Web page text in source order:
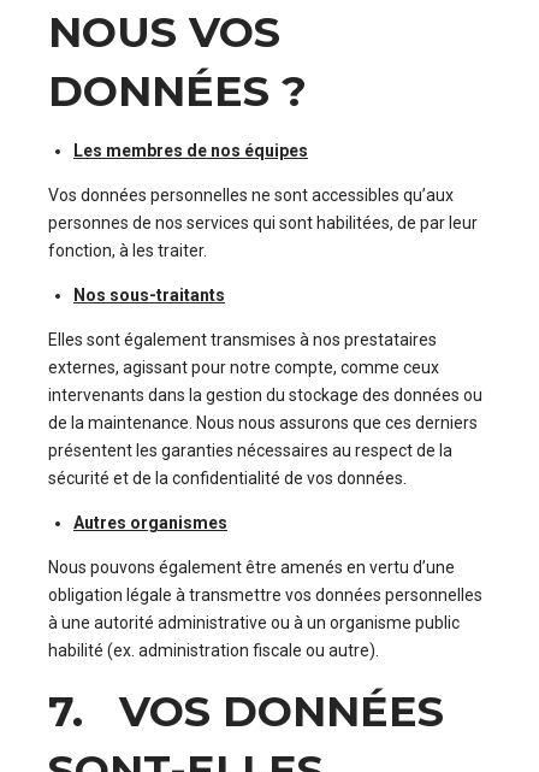
NOUS VOS
DONNÉES ?
Les membres de nos équipes
Vos données personnelles ne sont accessibles qu’aux
personnes de nos services qui sont habilitées, de par leur
fonction, à les traiter.
Nos sous-traitants
Elles sont également transmises à nos prestataires
externes, agissant pour notre compte, comme ceux
intervenants dans la gestion du stockage des données ou
de la maintenance. Nous nous assurons que ces derniers
présentent les garanties nécessaires au respect de la
sécurité et de la confidentialité de vos données.
Autres organismes
Nous pouvons également être amenés en vertu d’une
obligation légale à transmettre vos données personnelles
à une autorité administrative ou à un organisme public
habilité (ex. administration fiscale ou autre).
7. VOS DONNÉES